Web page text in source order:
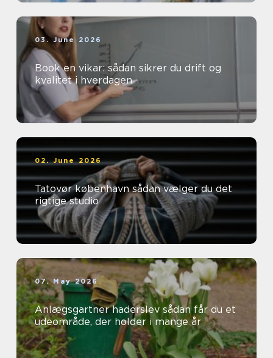
03. June 2026
Book en vikar: sådan sikrer du drift og
kvalitet i hverdagen
02. June 2026
Tatovør københavn sådan vælger du det
rigtige studio
07. May 2026
Anlægsgartner haderslev sådan får du et
udeområde, der holder i mange år